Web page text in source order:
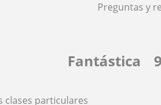
Preguntas y
Fantástica
clases particulares